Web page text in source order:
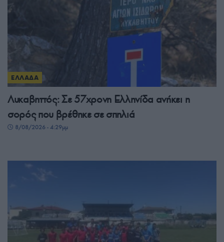
ΕΛΛΑΔΑ
Λυκαβηττός: Σε 57χρονη Ελληνίδα ανήκει η
σορός που βρέθηκε σε σπηλιά
8/08/2026 - 4:29μμ